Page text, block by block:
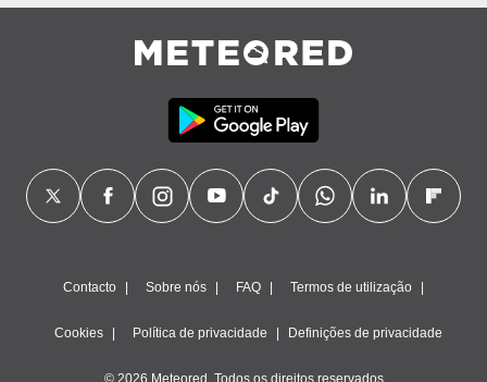
Contacto Sobre nós FAQ Termos de utilização
Cookies Política de privacidade Definições de privacidade
© 2026 Meteored. Todos os direitos reservados